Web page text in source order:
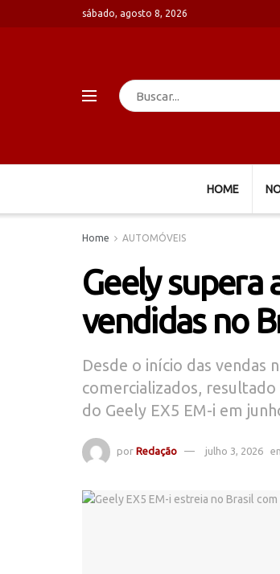
sábado, agosto 8, 2026
HOME
Home AUTOMÓVEIS
Geely supera
vendidas no
Desde o início das vendas
comercializados,
do Geely EX5 EM-i em
por Redação julho 3, 2026